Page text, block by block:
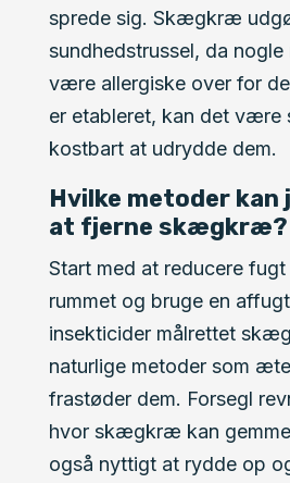
sprede sig. Skægkræ
sundhedstrussel, da nogle
være allergiske over for
er etableret, kan det
kostbart at udrydde dem.
Hvilke metoder kan
at fjerne skægkræ?
Start med at reducere
rummet og bruge en
insekticider målrettet
naturlige metoder som
frastøder dem. Forsegl
hvor skægkræ kan
også nyttigt at rydde op